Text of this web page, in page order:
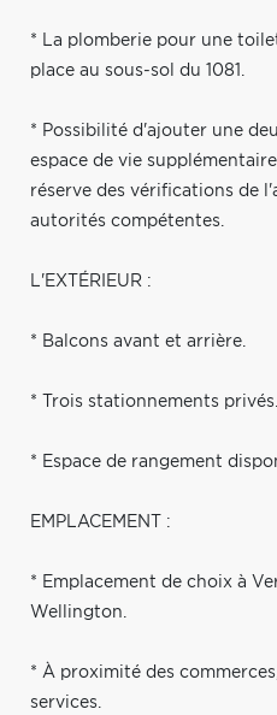
* La plomberie pour une
place au sous-sol du 1081.
* Possibilité d'ajouter une
espace de vie
réserve des vérifications de
autorités compétentes.
L'EXTÉRIEUR :
* Balcons avant et arrière.
* Trois stationnements privés.
* Espace de rangement
EMPLACEMENT :
* Emplacement de choix à
Wellington.
* À proximité des
services.